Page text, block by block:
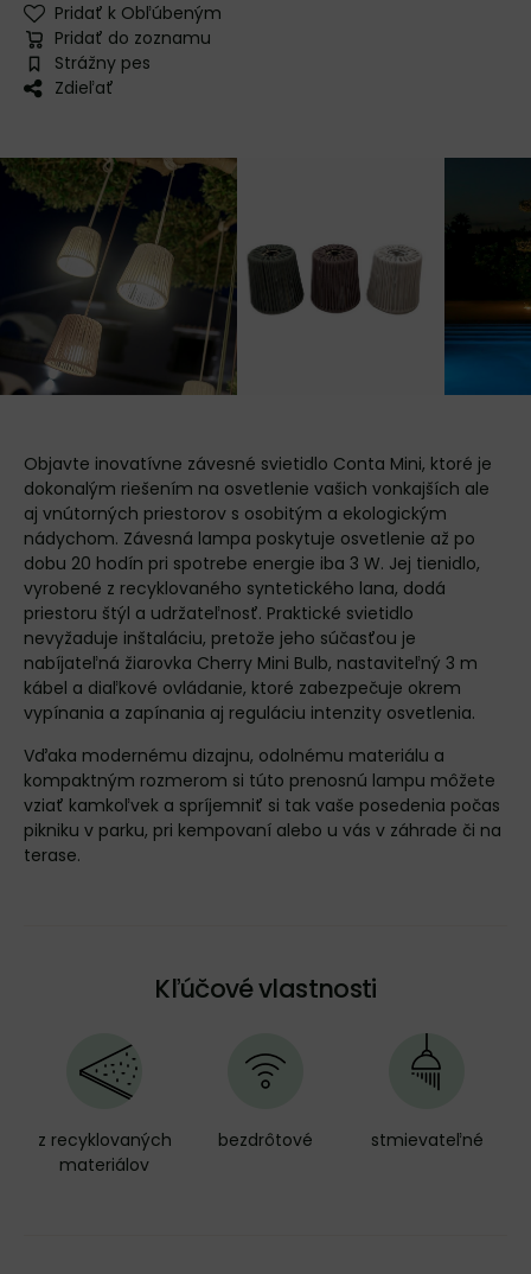
Pridať k Obľúbeným
Pridať do zoznamu
Strážny pes
Zdieľať
Objavte inovatívne závesné svietidlo Conta Mini, ktoré je
dokonalým riešením na osvetlenie vašich vonkajších ale
aj vnútorných priestorov s osobitým a ekologickým
nádychom. Závesná lampa poskytuje osvetlenie až po
dobu 20 hodín pri spotrebe energie iba 3 W. Jej tienidlo,
vyrobené z recyklovaného syntetického lana, dodá
priestoru štýl a udržateľnosť. Praktické svietidlo
nevyžaduje inštaláciu, pretože jeho súčasťou je
nabíjateľná žiarovka Cherry Mini Bulb, nastaviteľný 3 m
kábel a diaľkové ovládanie, ktoré zabezpečuje okrem
vypínania a zapínania aj reguláciu intenzity osvetlenia.
Vďaka modernému dizajnu, odolnému materiálu a
kompaktným rozmerom si túto prenosnú lampu môžete
vziať kamkoľvek a spríjemniť si tak vaše posedenia počas
pikniku v parku, pri kempovaní alebo u vás v záhrade či na
terase.
Kľúčové vlastnosti
z recyklovaných
materiálov
bezdrôtové stmievateľné